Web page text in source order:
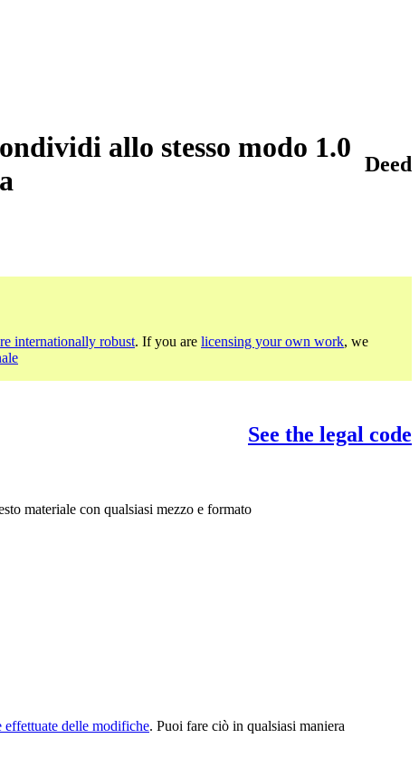
allo stesso modo 1.0
Deed
internationally robust. If you are licensing your own work, we
See the legal code
materiale con qualsiasi mezzo e formato
effettuate delle modifiche. Puoi fare ciò in qualsiasi maniera